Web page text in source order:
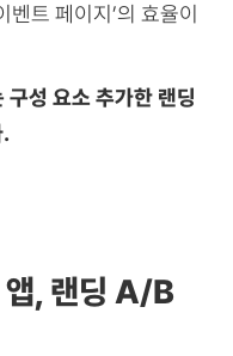
트 페이지’의 효율이
성 요소 추가한 랜딩
앱, 랜딩 A/B